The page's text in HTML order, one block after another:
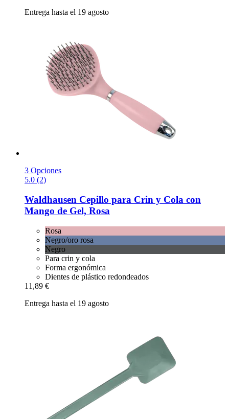
Entrega hasta el 19 agosto
3 Opciones
5.0 (2)
Waldhausen Cepillo para Crin y Cola con
Mango de Gel, Rosa
Rosa
Negro/oro rosa
Negro
Para crin y cola
Forma ergonómica
Dientes de plástico redondeados
11,89 €
Entrega hasta el 19 agosto